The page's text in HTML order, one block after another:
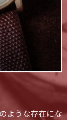
ような存在にな